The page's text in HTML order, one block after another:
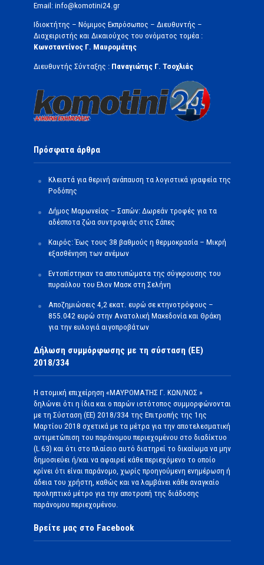
Email: info@komotini24.gr
Ιδιοκτήτης – Νόμιμος Εκπρόσωπος – Διευθυντής –
Διαχειριστής και Δικαιούχος του ονόματος τομέα :
Κωνσταντίνος Γ. Μαυρομάτης
Διευθυντής Σύνταξης : Παναγιώτης Γ. Τσοχλιάς
Πρόσφατα άρθρα
Κλειστά για θερινή ανάπαυση τα λογιστικά γραφεία της
Ροδόπης
Δήμος Μαρωνείας – Σαπών: Δωρεάν τροφές για τα
αδέσποτα ζώα συντροφιάς στις Σάπες
Καιρός: Έως τους 38 βαθμούς η θερμοκρασία – Μικρή
εξασθένηση των ανέμων
Εντοπίστηκαν τα αποτυπώματα της σύγκρουσης του
πυραύλου του Ελον Μασκ στη Σελήνη
Αποζημιώσεις 4,2 εκατ. ευρώ σε κτηνοτρόφους –
855.042 ευρώ στην Ανατολική Μακεδονία και Θράκη
για την ευλογιά αιγοπροβάτων
Δήλωση συμμόρφωσης με τη σύσταση (ΕΕ)
2018/334
Η ατομική επιχείρηση «ΜΑΥΡΟΜΑΤΗΣ Γ. ΚΩΝ/ΝΟΣ »
δηλώνει ότι η ίδια και ο παρών ιστότοπος συμμορφώνονται
με τη Σύσταση (ΕΕ) 2018/334 της Επιτροπής της 1ης
Μαρτίου 2018 σχετικά με τα μέτρα για την αποτελεσματική
αντιμετώπιση του παράνομου περιεχομένου στο διαδίκτυο
(L 63) και ότι στο πλαίσιο αυτό διατηρεί το δικαίωμα να μην
δημοσιεύει ή/και να αφαιρεί κάθε περιεχόμενο το οποίο
κρίνει ότι είναι παράνομο, χωρίς προηγούμενη ενημέρωση ή
άδεια του χρήστη, καθώς και να λαμβάνει κάθε αναγκαίο
προληπτικό μέτρο για την αποτροπή της διάδοσης
παράνομου περιεχομένου.
Βρείτε μας στο Facebook